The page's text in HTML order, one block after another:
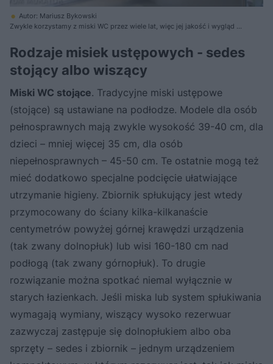
Autor: Mariusz Bykowski
Zwykle korzystamy z miski WC przez wiele lat, więc jej jakość i wygląd są
Rodzaje misiek ustępowych - sedes
stojący albo wiszący
Miski WC stojące. Tradycyjne miski ustępowe
(stojące) są ustawiane na podłodze. Modele dla osób
pełnosprawnych mają zwykle wysokość 39-40 cm, dla
dzieci – mniej więcej 35 cm, dla osób
niepełnosprawnych – 45-50 cm. Te ostatnie mogą też
mieć dodatkowo specjalne podcięcie ułatwiające
utrzymanie higieny. Zbiornik spłukujący jest wtedy
przymocowany do ściany kilka-kilkanaście
centymetrów powyżej górnej krawędzi urządzenia
(tak zwany dolnopłuk) lub wisi 160-180 cm nad
podłogą (tak zwany górnopłuk). To drugie
rozwiązanie można spotkać niemal wyłącznie w
starych łazienkach. Jeśli miska lub system spłukiwania
wymagają wymiany, wiszący wysoko rezerwuar
zazwyczaj zastępuje się dolnopłukiem albo oba
sprzęty – sedes i zbiornik – jednym urządzeniem